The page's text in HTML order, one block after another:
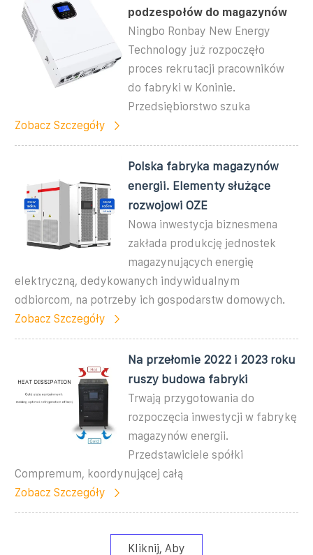
podzespołów do magazynów
Ningbo Ronbay New Energy
Technology już rozpoczęło
proces rekrutacji pracowników
do fabryki w Koninie.
Przedsiębiorstwo szuka
Zobacz Szczegóły
Polska fabryka magazynów
energii. Elementy służące
rozwojowi OZE
Nowa inwestycja biznesmena
zakłada produkcję jednostek
magazynujących energię
elektryczną, dedykowanych indywidualnym
odbiorcom, na potrzeby ich gospodarstw domowych.
Zobacz Szczegóły
Na przełomie 2022 i 2023 roku
ruszy budowa fabryki
Trwają przygotowania do
rozpoczęcia inwestycji w fabrykę
magazynów energii.
Przedstawiciele spółki
Compremum, koordynującej całą
Zobacz Szczegóły
Kliknij, Aby